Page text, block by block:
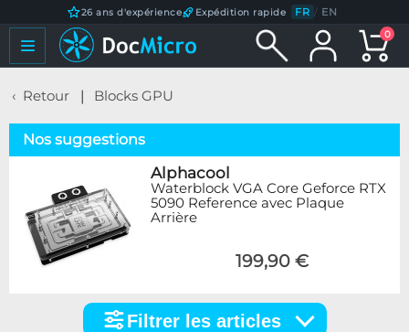
26 ans d'expérience Expédition rapide FR / EN
0
Retour Blocks GPU
Nos suggestions
Alphacool
Waterblock VGA Core Geforce RTX
5090 Reference avec Plaque
Arrière
199,90 €
Filtrer les articles